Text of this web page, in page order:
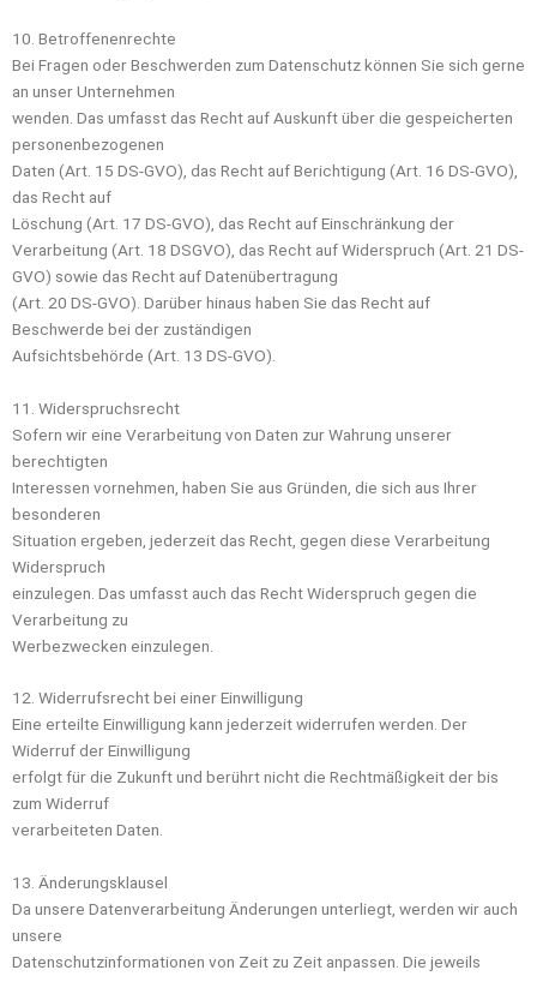
10. Betroffenenrechte
Bei Fragen oder Beschwerden zum Datenschutz können Sie sich gerne
an unser Unternehmen
wenden. Das umfasst das Recht auf Auskunft über die gespeicherten
personenbezogenen
Daten (Art. 15 DS-GVO), das Recht auf Berichtigung (Art. 16 DS-GVO),
das Recht auf
Löschung (Art. 17 DS-GVO), das Recht auf Einschränkung der
Verarbeitung (Art. 18 DSGVO), das Recht auf Widerspruch (Art. 21 DS-
GVO) sowie das Recht auf Datenübertragung
(Art. 20 DS-GVO). Darüber hinaus haben Sie das Recht auf
Beschwerde bei der zuständigen
Aufsichtsbehörde (Art. 13 DS-GVO).
11. Widerspruchsrecht
Sofern wir eine Verarbeitung von Daten zur Wahrung unserer
berechtigten
Interessen vornehmen, haben Sie aus Gründen, die sich aus Ihrer
besonderen
Situation ergeben, jederzeit das Recht, gegen diese Verarbeitung
Widerspruch
einzulegen. Das umfasst auch das Recht Widerspruch gegen die
Verarbeitung zu
Werbezwecken einzulegen.
12. Widerrufsrecht bei einer Einwilligung
Eine erteilte Einwilligung kann jederzeit widerrufen werden. Der
Widerruf der Einwilligung
erfolgt für die Zukunft und berührt nicht die Rechtmäßigkeit der bis
zum Widerruf
verarbeiteten Daten.
13. Änderungsklausel
Da unsere Datenverarbeitung Änderungen unterliegt, werden wir auch
unsere
Datenschutzinformationen von Zeit zu Zeit anpassen. Die jeweils